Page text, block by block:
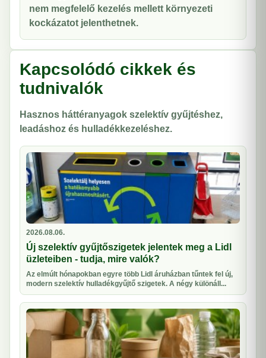
nem megfelelő kezelés mellett környezeti
kockázatot jelenthetnek.
Kapcsolódó cikkek és
tudnivalók
Hasznos háttéranyagok szelektív gyűjtéshez,
leadáshoz és hulladékkezeléshez.
2026.08.06.
Új szelektív gyűjtőszigetek jelentek meg a Lidl
üzleteiben - tudja, mire valók?
Az elmúlt hónapokban egyre több Lidl áruházban tűntek fel új,
modern szelektív hulladékgyűjtő szigetek. A négy különáll...